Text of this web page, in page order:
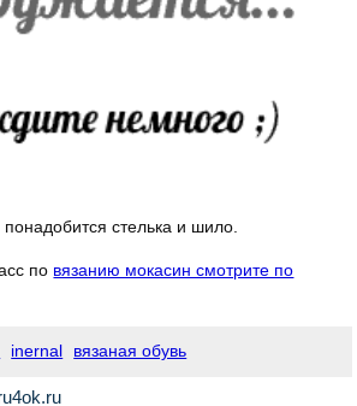
стелька и шило.
по вязанию мокасин смотрите по
inernal вязаная обувь